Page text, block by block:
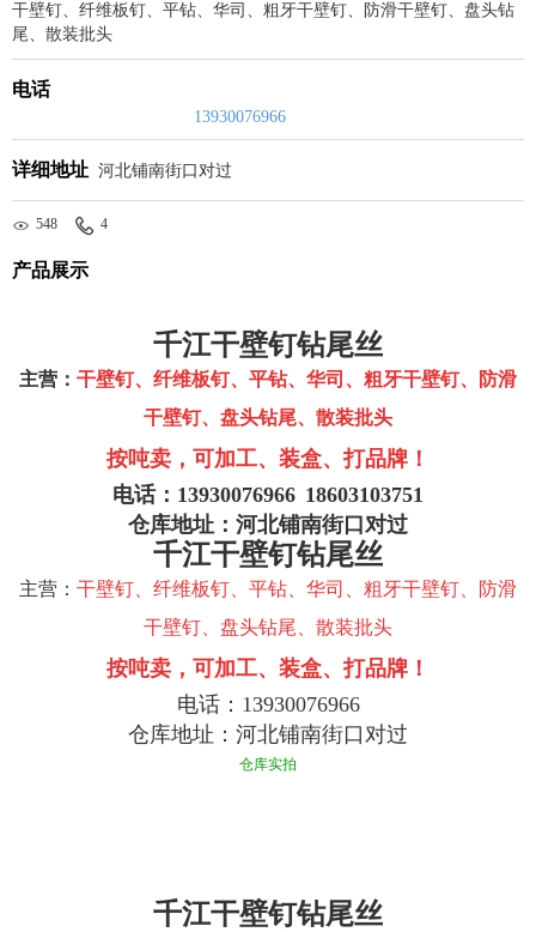
干壁钉、纤维板钉、平钻、华司、粗牙干壁钉、防滑干壁钉、盘头钻
尾、散装批头
电话
13930076966
详细地址 河北铺南街口对过
548 4
产品展示
千江干壁钉钻尾丝
主营： 干壁钉、纤维板钉、平钻、华司、粗牙干壁钉、防滑
干壁钉、盘头钻尾、散装批头
按吨卖，可加工、装盒、打品牌！
电话： 13930076966 18603103751
仓库地址：河北铺南街口对过
千江干壁钉钻尾丝
主营： 干壁钉、纤维板钉、平钻、华司、粗牙干壁钉、防滑
干壁钉、盘头钻尾、散装批头
按吨卖，可加工、装盒、打品牌！
电话： 13930076966
仓库地址：河北铺南街口对过
仓库实拍
千江干壁钉钻尾丝